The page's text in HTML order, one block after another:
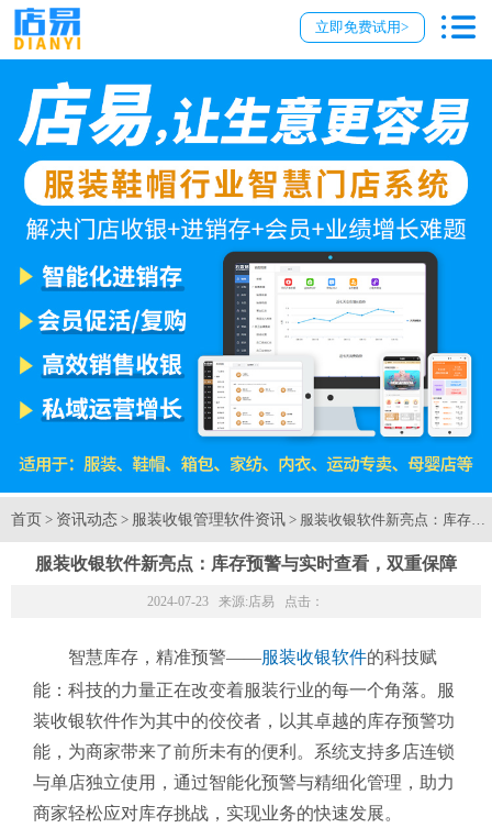
立即免费试用>
首页 > 资讯动态 > 服装收银管理软件资讯 > 服装收银软件新亮点：库存
服装收银软件新亮点：库存预警与实时查看，双重保障
2024-07-23 来源:店易 点击：
智慧库存，精准预警——服装收银软件的科技赋
能：科技的力量正在改变着服装行业的每一个角落。服
装收银软件作为其中的佼佼者，以其卓越的库存预警功
能，为商家带来了前所未有的便利。系统支持多店连锁
与单店独立使用，通过智能化预警与精细化管理，助力
商家轻松应对库存挑战，实现业务的快速发展。